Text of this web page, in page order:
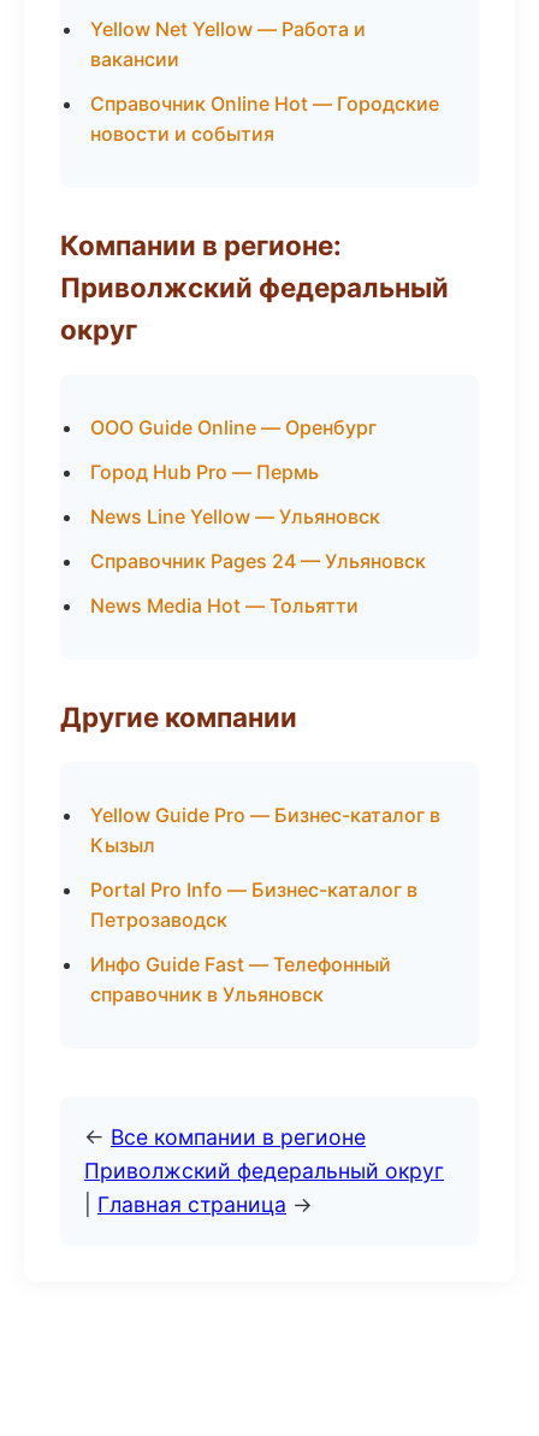
Yellow Net Yellow — Работа и
вакансии
Справочник Online Hot — Городские
новости и события
Компании в регионе:
Приволжский федеральный
округ
ООО Guide Online — Оренбург
Город Hub Pro — Пермь
News Line Yellow — Ульяновск
Справочник Pages 24 — Ульяновск
News Media Hot — Тольятти
Другие компании
Yellow Guide Pro — Бизнес-каталог в
Кызыл
Portal Pro Info — Бизнес-каталог в
Петрозаводск
Инфо Guide Fast — Телефонный
справочник в Ульяновск
← Все компании в регионе
Приволжский федеральный округ
Главная страница →